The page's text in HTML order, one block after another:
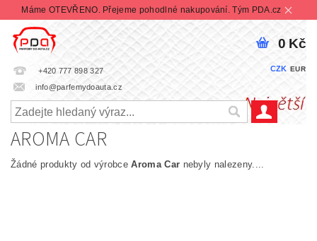
Máme OTEVŘENO. Přejeme pohodlné nakupování. Tým PDA.cz
+420 777 898 327
info@parfemydoauta.cz
CZK EUR
0 Kč
AROMA CAR
Žádné produkty od výrobceAroma Car nebyly nalezeny....